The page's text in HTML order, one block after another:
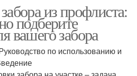
из профлиста:
подберите
вашего забора
по использованию и